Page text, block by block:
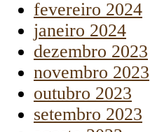
fevereiro 2024
janeiro 2024
dezembro 2023
novembro 2023
outubro 2023
setembro 2023